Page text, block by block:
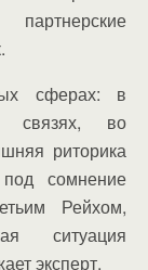
сферах: в
связях, во
риторика
сомнение
Рейхом,
ситуация
эксперт.